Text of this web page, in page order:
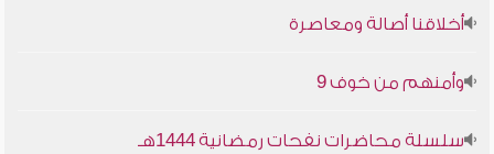
أخلاقنا أصالة ومعاصرة
وأمنهم من خوف 9
سلسلة محاضرات نفحات رمضانية 1444هـ